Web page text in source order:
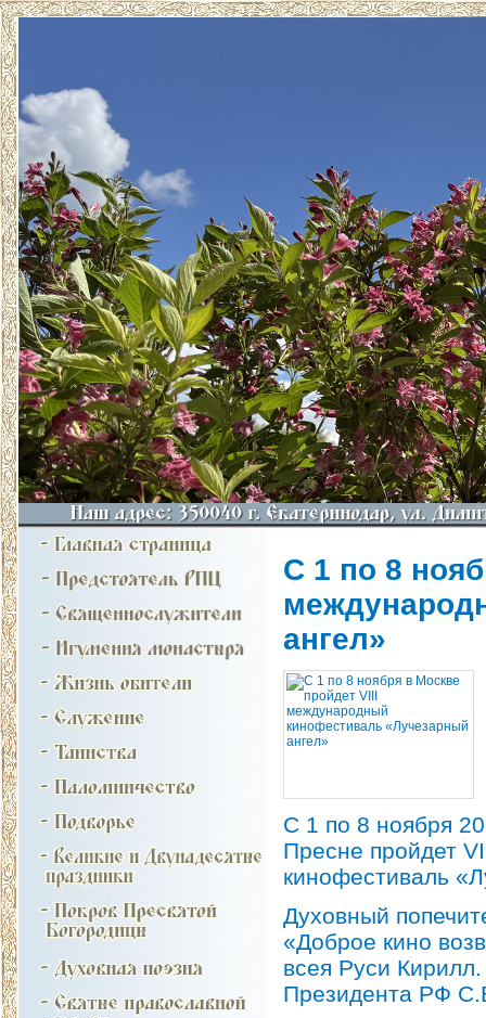
С 1 по 8
ангел»
С 1 по 8 ноября
Пресне пройдет
кинофестиваль
Духовный
«Доброе кино
всея Руси
Президента РФ